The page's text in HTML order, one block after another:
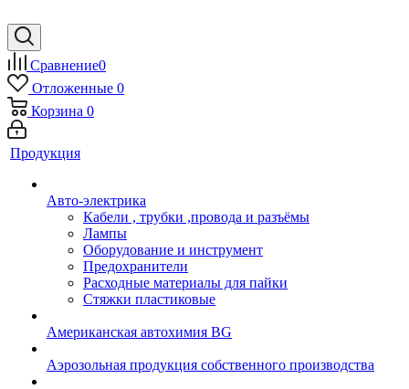
Сравнение0
Отложенные 0
Корзина 0
Продукция
Авто-электрика
Кабели , трубки ,провода и разъёмы
Лампы
Оборудование и инструмент
Предохранители
Расходные материалы для пайки
Стяжки пластиковые
Американская автохимия BG
Аэрозольная продукция собственного производства